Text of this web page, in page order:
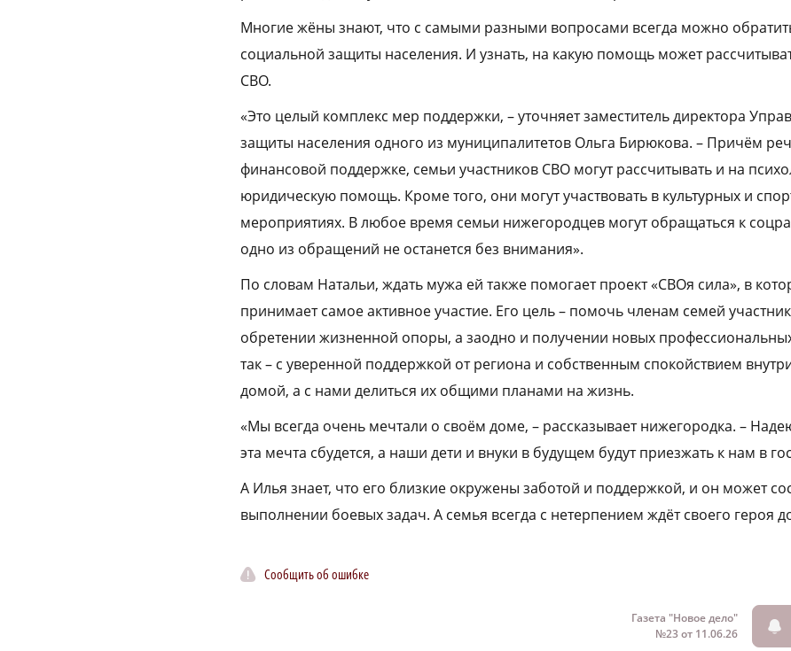
Многие жёны знают, что с самыми разными вопросами всегда можно
социальной защиты населения. И узнать, на какую помощь может
СВО.
«Это целый комплекс мер поддержки, – уточняет заместитель директора
защиты населения одного из муниципалитетов Ольга Бирюкова. – Причём
финансовой поддержке, семьи участников СВО могут рассчитывать и на
юридическую помощь. Кроме того, они могут участвовать в культурных и
мероприятиях. В любое время семьи нижегородцев могут обращаться к
одно из обращений не останется без внимания».
По словам Натальи, ждать мужа ей также помогает проект «СВОя сила», в
принимает самое активное участие. Его цель – помочь членам семей
обретении жизненной опоры, а заодно и получении новых
так – с уверенной поддержкой от региона и собственным спокойствием
домой, а с нами делиться их общими планами на жизнь.
«Мы всегда очень мечтали о своём доме, – рассказывает нижегородка. –
эта мечта сбудется, а наши дети и внуки в будущем будут приезжать к нам в
А Илья знает, что его близкие окружены заботой и поддержкой, и он может
выполнении боевых задач. А семья всегда с нетерпением ждёт своего героя
Сообщить об ошибке
Газета "Новое дело"
№23 от 11.06.26